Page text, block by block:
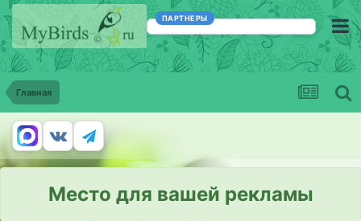
ПАРТНЕРЫ
Главная
Место для вашей рекламы